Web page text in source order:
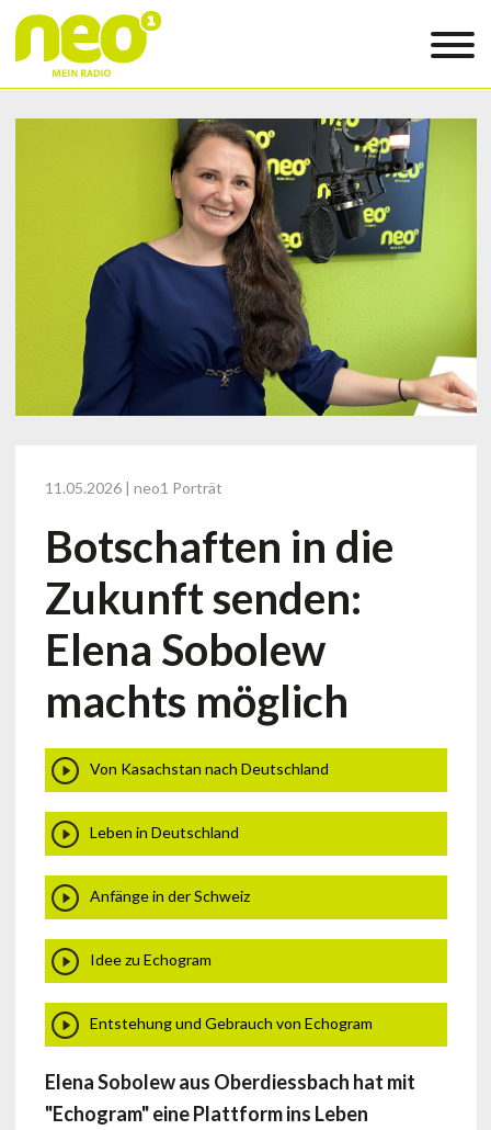
11.05.2026 | neo1 Porträt
Botschaften in die
Zukunft senden:
Elena Sobolew
machts möglich
Von Kasachstan nach Deutschland
Leben in Deutschland
Anfänge in der Schweiz
Idee zu Echogram
Entstehung und Gebrauch von Echogram
Elena Sobolew aus Oberdiessbach hat mit
"Echogram" eine Plattform ins Leben